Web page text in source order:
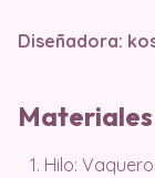
Diseñadora:
Materiales
Hilo: